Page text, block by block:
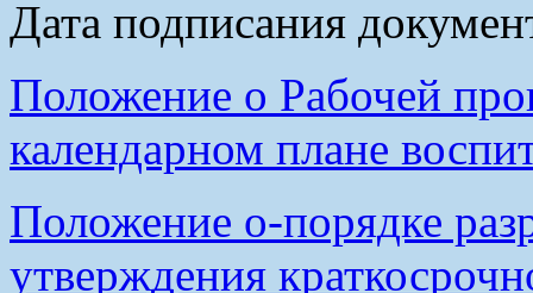
Дата подписания
Положение о Рабочей
календарном плане
Положение о-порядке
утверждения